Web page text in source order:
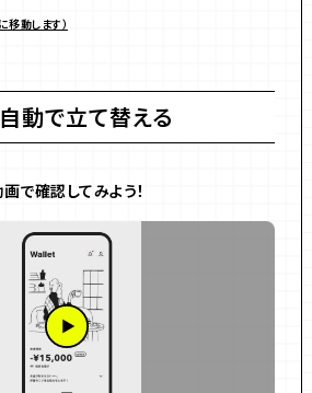
動します）
自動で立て替える
で確認してみよう！